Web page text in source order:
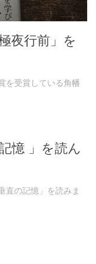
夜行前」を
を受賞している角幡
憶 」を読ん
直の記憶」を読みま